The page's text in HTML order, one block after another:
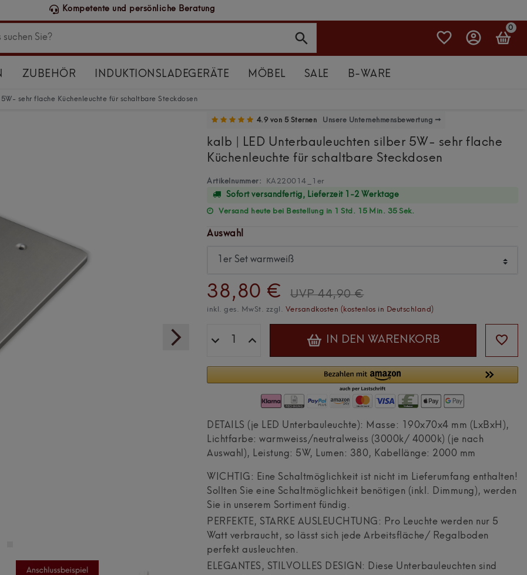
Kompetente und persönliche Beratung
0
ZUBEHÖR INDUKTIONSLADEGERÄTE MÖBEL SALE B-WARE
sehr flache Küchenleuchte für schaltbare Steckdosen
4.9 von 5 Sternen Unsere Unternehmensbewertung →
kalb | LED Unterbauleuchten silber 5W- sehr flache
Küchenleuchte für schaltbare Steckdosen
Artikelnummer:
KA220014_1er
Sofort versandfertig, Lieferzeit 1-2 Werktage
Versand heute bei Bestellung in 1 Std. 15 Min. 34 Sek.
Auswahl
38,80 € UVP 44,90 €
inkl. ges. MwSt. zzgl. Versandkosten (kostenlos in Deutschland)
IN DEN WARENKORB
DETAILS (je LED Unterbauleuchte): Masse: 190x70x4 mm (LxBxH),
Lichtfarbe: warmweiss/neutralweiss (3000k/ 4000k) (je nach
Auswahl), Leistung: 5W, Lumen: 380, Kabellänge: 2000 mm
WICHTIG: Eine Schaltmöglichkeit ist nicht im Lieferumfang enthalten!
Sollten Sie eine Schaltmöglichkeit benötigen (inkl. Dimmung), werden
Sie in unserem Sortiment fündig.
PERFEKTE, STARKE AUSLEUCHTUNG: Pro Leuchte werden nur 5
Watt verbraucht, so lässt sich jede Arbeitsfläche/ Regalboden
perfekt ausleuchten.
ELEGANTES, STILVOLLES DESIGN: Diese Unterbauleuchten sind